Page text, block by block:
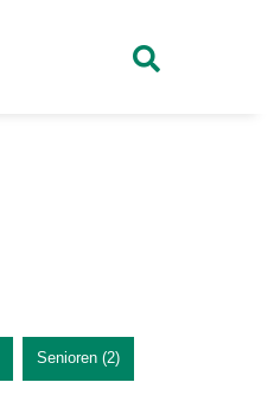
Senioren (2)